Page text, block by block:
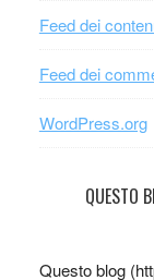
Feed dei
Feed dei
WordPress.org
QUESTO
Questo blog